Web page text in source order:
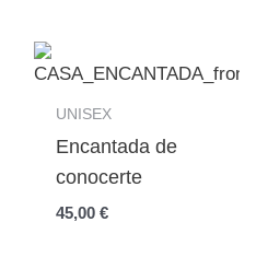
UNISEX
Encantada de
conocerte
45,00€